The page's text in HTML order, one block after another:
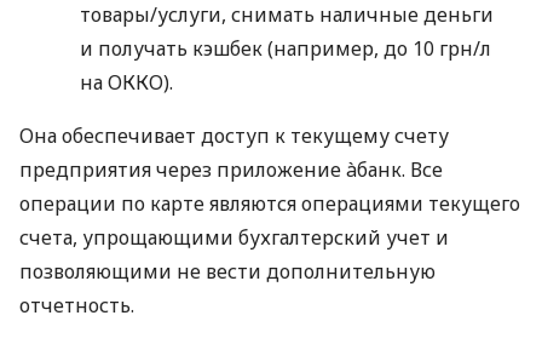
товары/услуги, снимать наличные деньги
и получать кэшбек (например, до 10 грн/л
на ОККО).
Она обеспечивает доступ к текущему счету
предприятия через приложение àбанк. Все
операции по карте являются операциями текущего
счета, упрощающими бухгалтерский учет и
позволяющими не вести дополнительную
отчетность.